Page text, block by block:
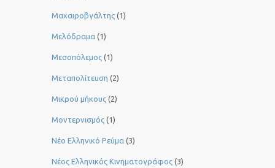
Μαχαιροβγάλτης (1)
Μελόδραμα (1)
Μεσοπόλεμος (1)
Μεταπολίτευση (2)
Μικρού μήκους (2)
Μοντερνισμός (1)
Νέο Ελληνικό Ρεύμα (3)
Νέος Ελληνικός Κινηματογράφος (3)